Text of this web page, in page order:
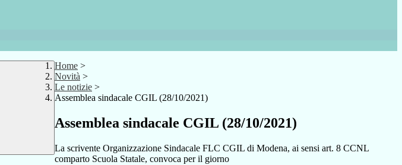
Home >
Novità >
Le notizie >
Assemblea sindacale CGIL (28/10/2021)
Assemblea sindacale CGIL (28/10/2021)
La scrivente Organizzazione Sindacale FLC CGIL di Modena, ai sensi art. 8 CCNL
comparto Scuola Statale, convoca per il giorno